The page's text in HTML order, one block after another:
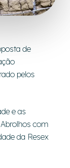
de
pelos
e as
com
da Resex